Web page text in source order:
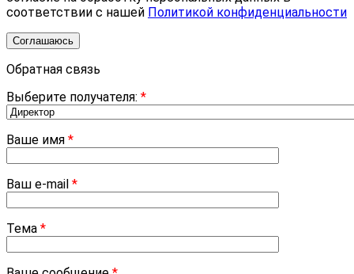
соответствии с нашей Политикой конфиденциальности
Соглашаюсь
Обратная связь
Выберите получателя: *
Ваше имя *
Ваш e-mail *
Тема *